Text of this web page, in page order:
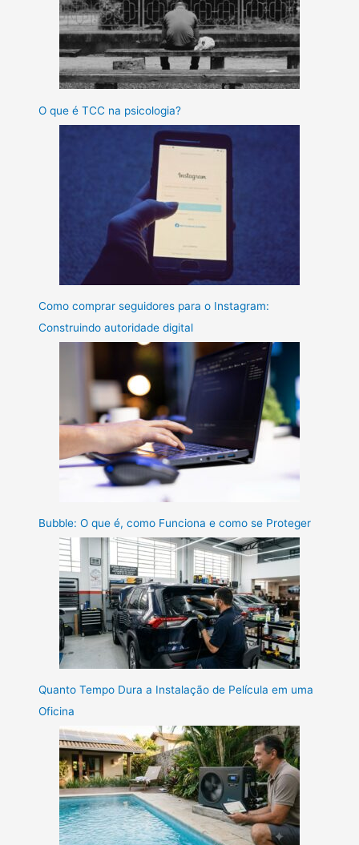
O que é TCC na psicologia?
Como comprar seguidores para o Instagram:
Construindo autoridade digital
Bubble: O que é, como Funciona e como se Proteger
Quanto Tempo Dura a Instalação de Película em uma
Oficina